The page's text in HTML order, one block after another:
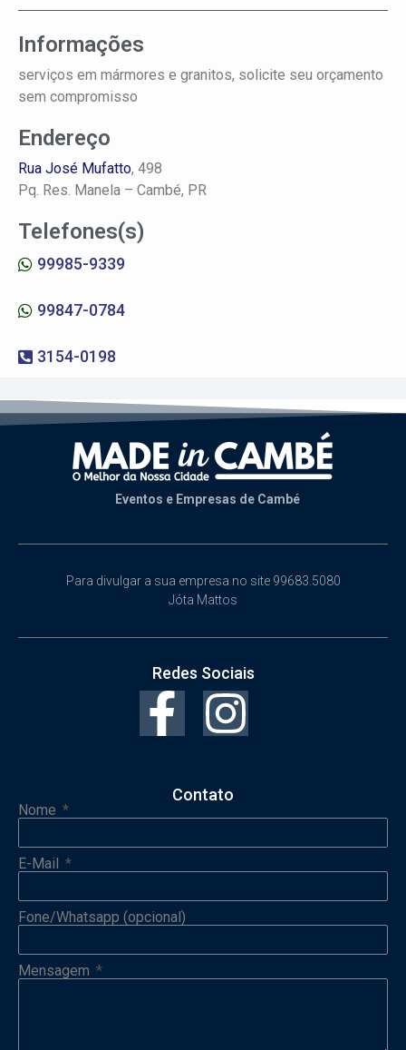
Informações
serviços em mármores e granitos, solicite seu orçamento
sem compromisso
Endereço
Rua José Mufatto, 498
Pq. Res. Manela – Cambé, PR
Telefones(s)
99985-9339
99847-0784
3154-0198
Eventos e Empresas de Cambé
Para divulgar a sua empresa no site 99683.5080
Jóta Mattos
Redes Sociais
Contato
Nome
E-Mail
Fone/Whatsapp (opcional)
Mensagem